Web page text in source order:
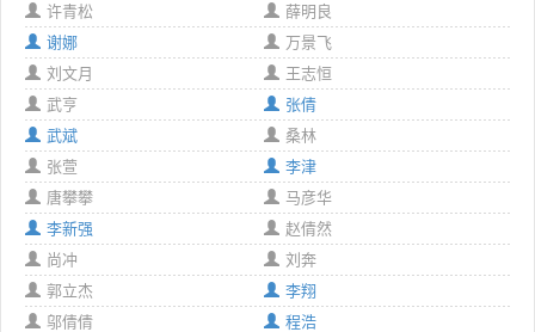
许青松
薛明良
谢娜
万景飞
刘文月
王志恒
武亨
张倩
武斌
桑林
张萱
李津
唐攀攀
马彦华
李新强
赵倩然
尚冲
刘奔
郭立杰
李翔
邬倩倩
程浩